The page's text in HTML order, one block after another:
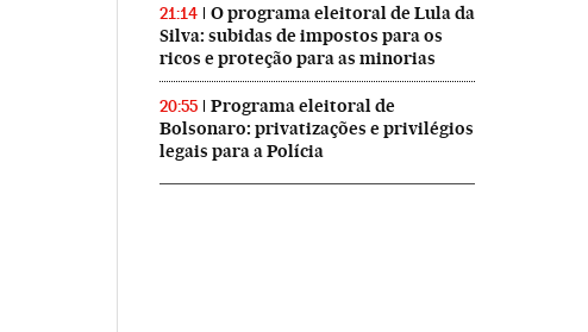
21:14
O programa eleitoral de Lula da
Silva: subidas de impostos para os
ricos e proteção para as minorias
20:55
Programa eleitoral de
Bolsonaro: privatizações e privilégios
legais para a Polícia